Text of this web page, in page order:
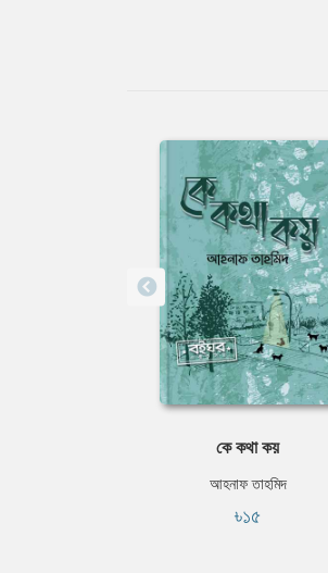
কে কথা কয়
আহনাফ তাহমিদ
৳১৫